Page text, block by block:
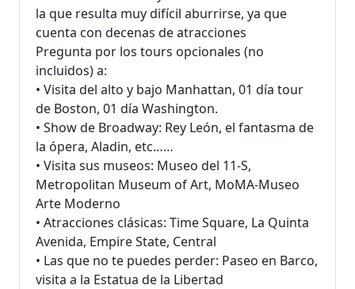
la que resulta muy difícil aburrirse, ya que
cuenta con decenas de atracciones
Pregunta por los tours opcionales (no
incluidos) a:
• Visita del alto y bajo Manhattan, 01 día tour
de Boston, 01 día Washington.
• Show de Broadway: Rey León, el fantasma de
la ópera, Aladin, etc……
• Visita sus museos: Museo del 11-S,
Metropolitan Museum of Art, MoMA-Museo
Arte Moderno
• Atracciones clásicas: Time Square, La Quinta
Avenida, Empire State, Central
• Las que no te puedes perder: Paseo en Barco,
visita a la Estatua de la Libertad